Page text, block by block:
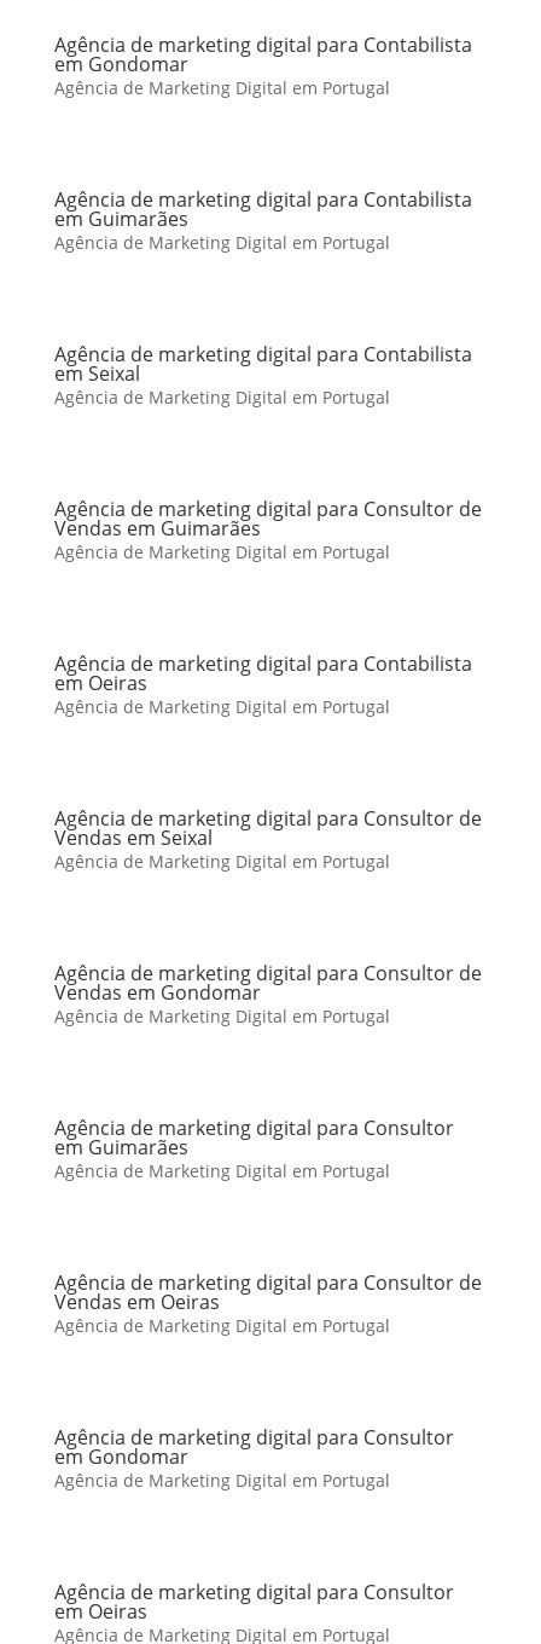
Agência de marketing digital para Contabilista
em Gondomar
Agência de Marketing Digital em Portugal
Agência de marketing digital para Contabilista
em Guimarães
Agência de Marketing Digital em Portugal
Agência de marketing digital para Contabilista
em Seixal
Agência de Marketing Digital em Portugal
Agência de marketing digital para Consultor de
Vendas em Guimarães
Agência de Marketing Digital em Portugal
Agência de marketing digital para Contabilista
em Oeiras
Agência de Marketing Digital em Portugal
Agência de marketing digital para Consultor de
Vendas em Seixal
Agência de Marketing Digital em Portugal
Agência de marketing digital para Consultor de
Vendas em Gondomar
Agência de Marketing Digital em Portugal
Agência de marketing digital para Consultor
em Guimarães
Agência de Marketing Digital em Portugal
Agência de marketing digital para Consultor de
Vendas em Oeiras
Agência de Marketing Digital em Portugal
Agência de marketing digital para Consultor
em Gondomar
Agência de Marketing Digital em Portugal
Agência de marketing digital para Consultor
em Oeiras
Agência de Marketing Digital em Portugal